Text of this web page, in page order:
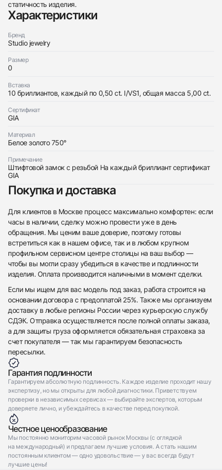
438
285
145
142
205
204
195
150
6
статичность изделия.
Характеристики
Бренд
Studio jewelry
Размер
0
Вставка
10 бриллиантов, каждый по 0,50 ct. I/VS1, общая масса 5,00 ct.
Сертификат
GIA
Материал
Белое золото 750°
Примечание
Штифтовой замок с резьбой На каждый бриллиант сертификат
GIA
Покупка и доставка
Для клиентов в Москве процесс максимально комфортен: если
часы в наличии, сделку можно провести уже в день
обращения. Мы ценим ваше доверие, поэтому готовы
встретиться как в нашем офисе, так и в любом крупном
профильном сервисном центре столицы на ваш выбор —
чтобы вы могли сразу убедиться в качестве и подлинности
изделия. Оплата производится наличными в момент сделки.
Если мы ищем для вас модель под заказ, работа строится на
основании договора с предоплатой 25%. Также мы организуем
доставку в любые регионы России через курьерскую службу
СДЭК. Отправка осуществляется после полной оплаты заказа,
а для защиты груза оформляется обязательная страховка за
счет покупателя — так мы гарантируем безопасность
пересылки.
Гарантия подлинности
Гарантируем абсолютную подлинность. Каждое изделие проходит нашу
экспертизу, но мы открыты для любой диагностики. Приветствуем
проверки в независимых сервисах — выбирайте экспертов, которым
доверяете лично, и убеждайтесь в качестве перед покупкой.
Честное ценообразование
Мы постоянно мониторим часовой рынок Москвы (с оглядкой
на международный) и предлагаем лучшие условия. А стать нашим
постоянным клиентом — одно удовольствие — у вас всегда будут
лучшие цены!
Заказать эти часы
Серьги С Бриллиантами 5,00 Ct. I/Vs1
Отправить заявку
Трейд-ин часов
с вами
$16,300
Приложите фото ваших часов…
Отправить заявку